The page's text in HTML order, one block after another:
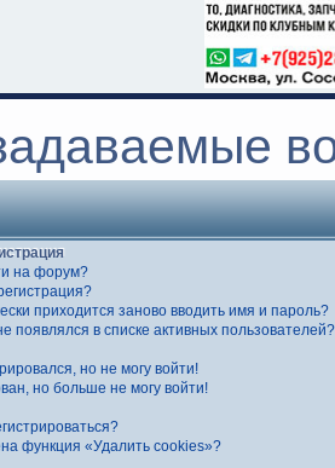
на форум?
приходится заново вводить имя и пароль?
появлялся в списке активных пользователей?
но не могу войти!
но больше не могу войти!
функция «Удалить cookies»?